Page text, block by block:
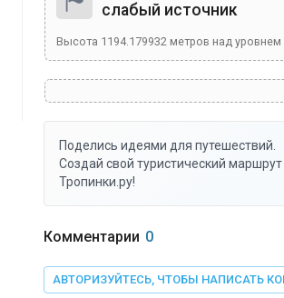
слабый источник
Высота 1194.179932 метров над
Поделись идеями для путешествий.
Создай свой туристический маршрут
Тропинки.ру!
Комментарии 0
АВТОРИЗУЙТЕСЬ, ЧТОБЫ НАПИСАТЬ